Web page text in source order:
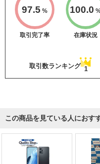
97.5 %
取引完了率
100.0
在庫状況
取引数ランキング 1
この商品を見ている人におす